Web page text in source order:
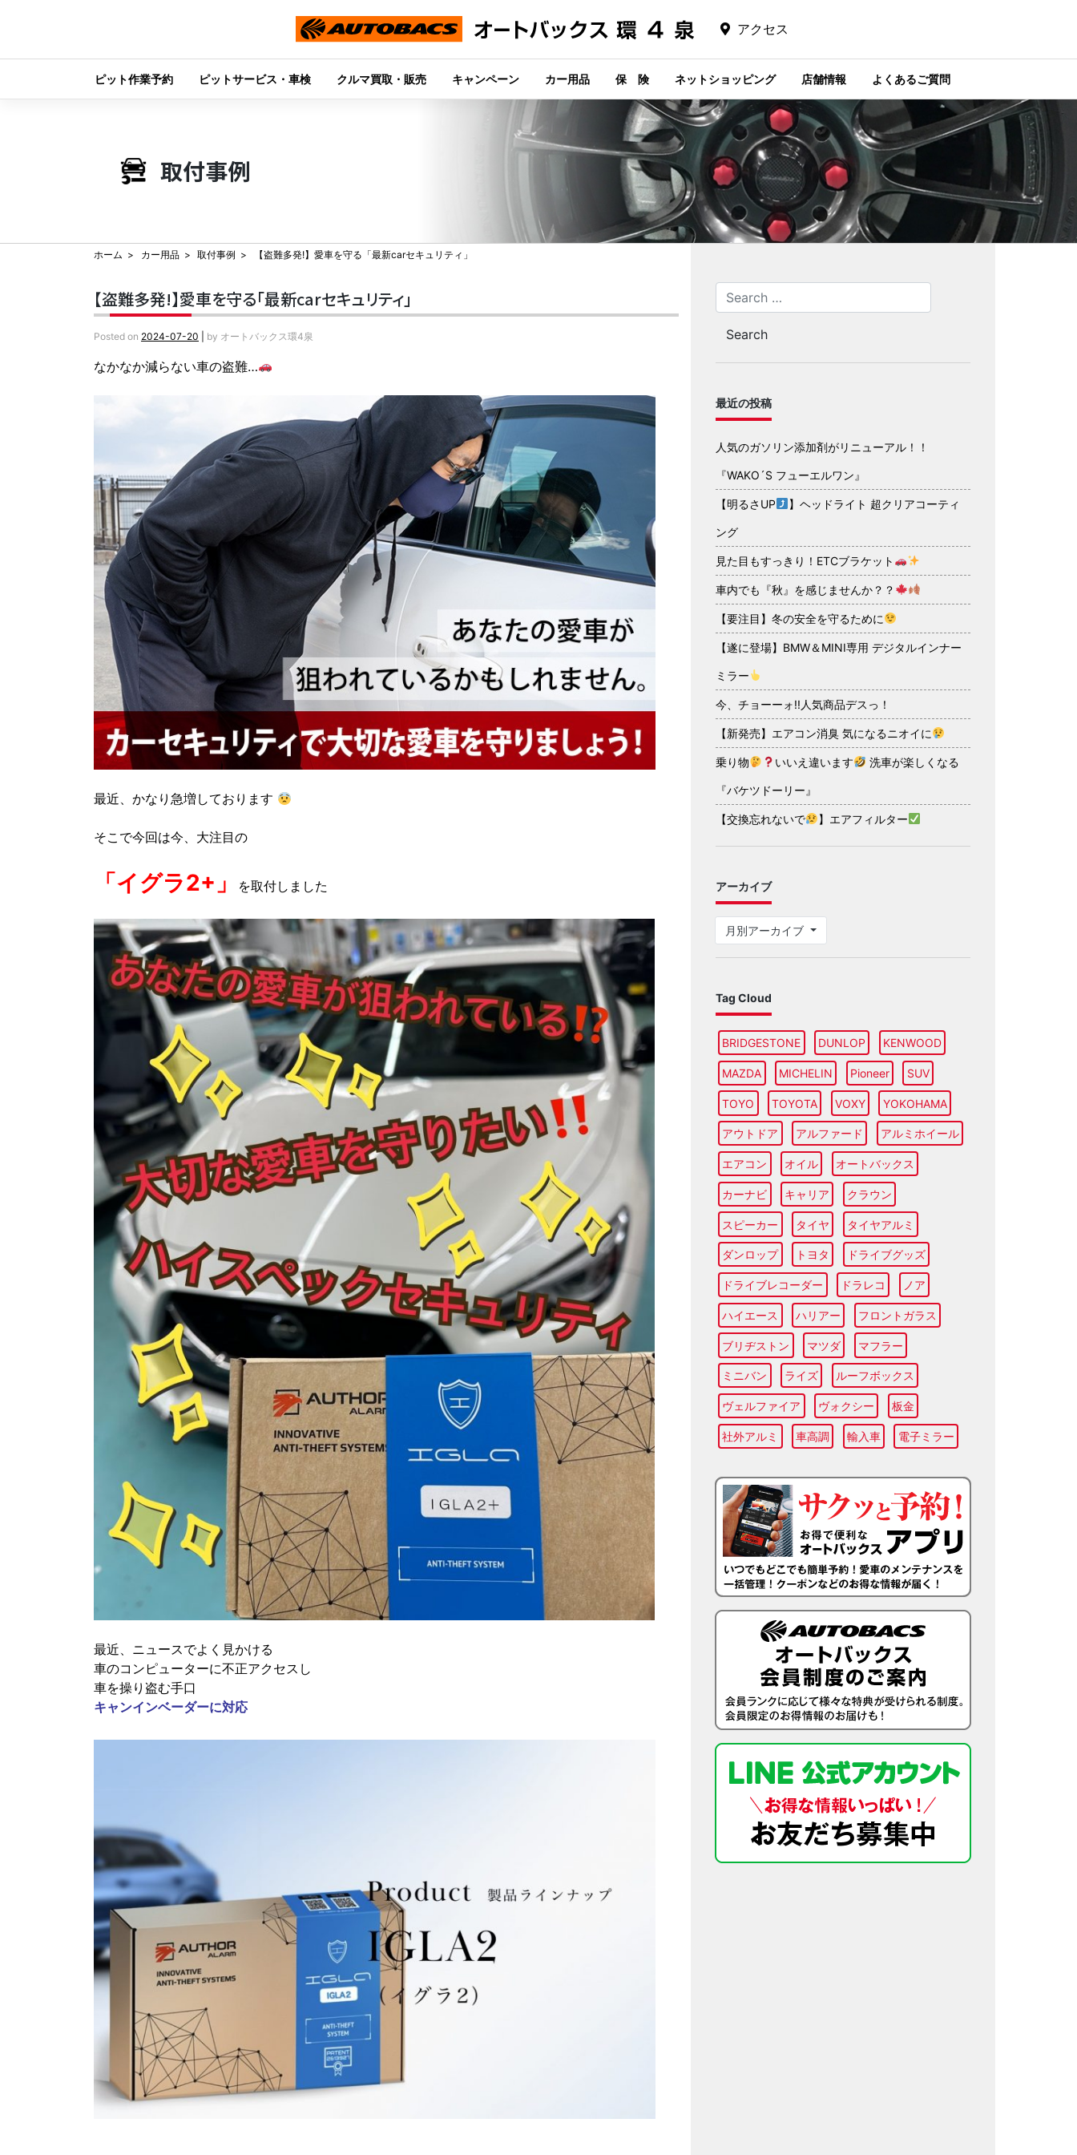
アクセス
ピット作業予約 ピットサービス・車検 クルマ買取・販売 キャンペーン カー用品 保 険 ネットショッピング 店舗情報 よくあるご質問
取付事例
ホーム カー用品 取付事例 【盗難多発!】愛車を守る「最新carセキュリティ」
【盗難多発!】愛車を守る「最新carセキュリティ」
Posted on 2024-07-20 by オートバックス環4泉
なかなか減らない車の盗難…
最近、かなり急増しております
そこで今回は今、大注目の
「イグラ2+」 を取付しました
最近、ニュースでよく見かける
車のコンピューターに不正アクセスし
車を操り盗む手口
キャンインベーダーに対応
最近の投稿
人気のガソリン添加剤がリニューアル！！
『WAKO´S フューエルワン』
【明るさUP 】ヘッドライト 超クリアコーティ
ング
見た目もすっきり！ETCブラケット
車内でも『秋』を感じませんか？？
【要注目】冬の安全を守るために
【遂に登場】BMW＆MINI専用 デジタルインナー
ミラー
今、チョーーォ!!人気商品デスっ！
【新発売】エアコン消臭 気になるニオイに
乗り物 いいえ違います 洗車が楽しくなる
『バケツドーリー』
【交換忘れないで 】エアフィルター
アーカイブ
月別アーカイブ
Tag Cloud
BRIDGESTONE DUNLOP KENWOOD
MAZDA MICHELIN Pioneer SUV
TOYO TOYOTA VOXY YOKOHAMA
アウトドア アルファード アルミホイール
エアコン オイル オートバックス
カーナビ キャリア クラウン
スピーカー タイヤ タイヤアルミ
ダンロップ トヨタ ドライブグッズ
ドライブレコーダー ドラレコ ノア
ハイエース ハリアー フロントガラス
ブリヂストン マツダ マフラー
ミニバン ライズ ルーフボックス
ヴェルファイア ヴォクシー 板金
社外アルミ 車高調 輸入車 電子ミラー